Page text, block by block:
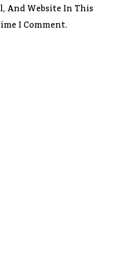
And Website In This
I Comment.